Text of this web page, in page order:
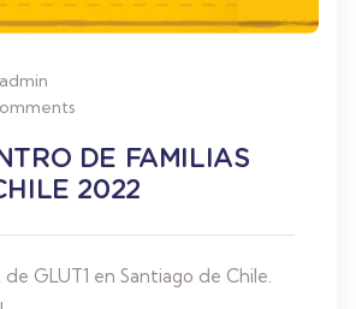
DE FAMILIAS
2022
GLUT1 en Santiago de Chile.